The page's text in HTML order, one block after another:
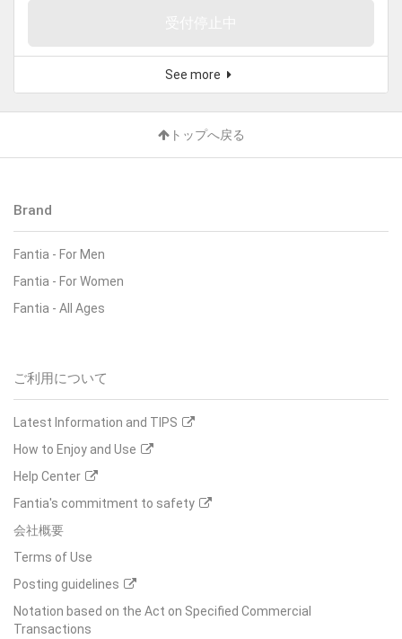
See more
トップへ戻る
Brand
Fantia - For Men
Fantia - For Women
Fantia - All Ages
ご利用について
Latest Information and TIPS
How to Enjoy and Use
Help Center
Fantia's commitment to safety
会社概要
Terms of Use
Posting guidelines
Notation based on the Act on Specified Commercial
Transactions